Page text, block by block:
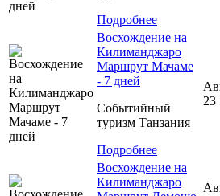
Подробнее
Восхождение на
Килиманджаро
Маршрут Мачаме
- 7 дней
Событийный
туризм Танзания
Подробнее
23
Восхождение на
Килиманджаро